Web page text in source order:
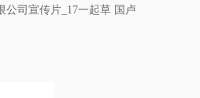
公司宣传片_17一起草 国卢